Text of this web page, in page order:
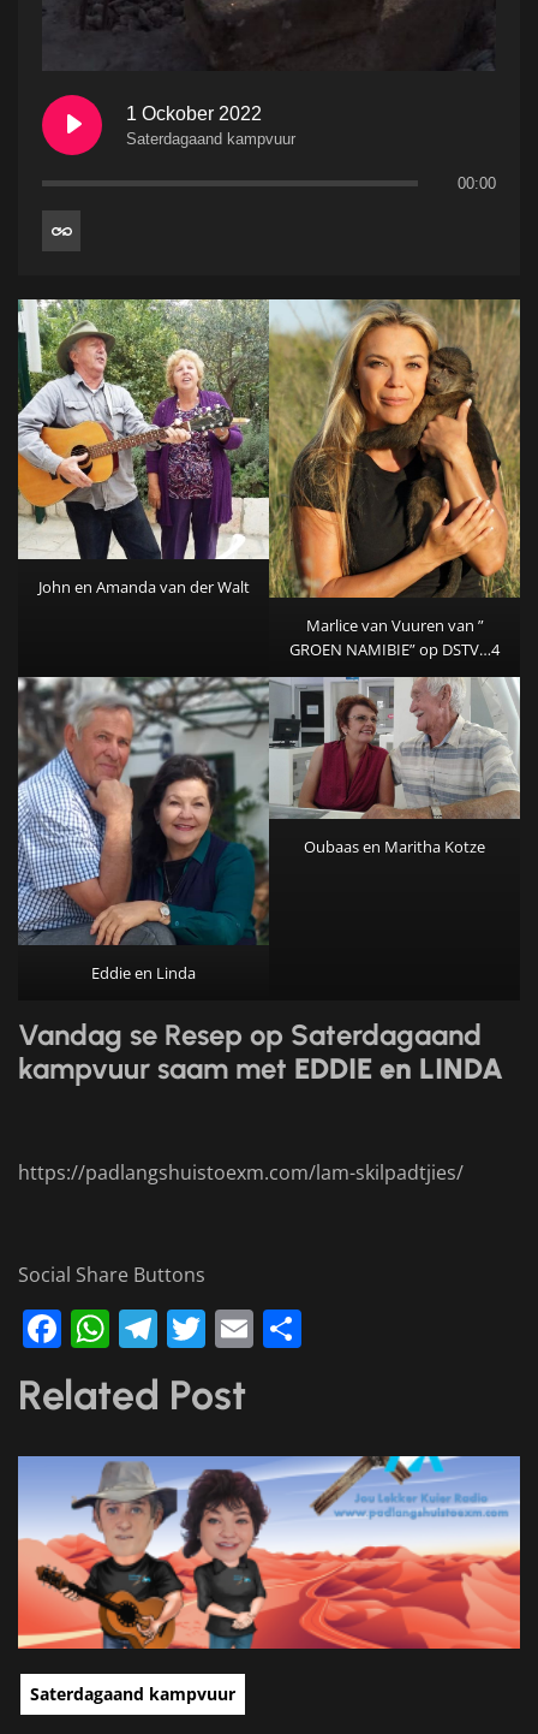
1 Ockober 2022
Saterdagaand kampvuur
00:00
John en Amanda van der Walt
Marlice van Vuuren van ”
GROEN NAMIBIE” op DSTV…4
Eddie en Linda
Oubaas en Maritha Kotze
Vandag se Resep op Saterdagaand
kampvuur saam met EDDIE en LINDA
https://padlangshuistoexm.com/lam-skilpadtjies/
Social Share Buttons
Facebook
WhatsApp
Telegram
Twitter
Email
Related Post
Saterdagaand kampvuur